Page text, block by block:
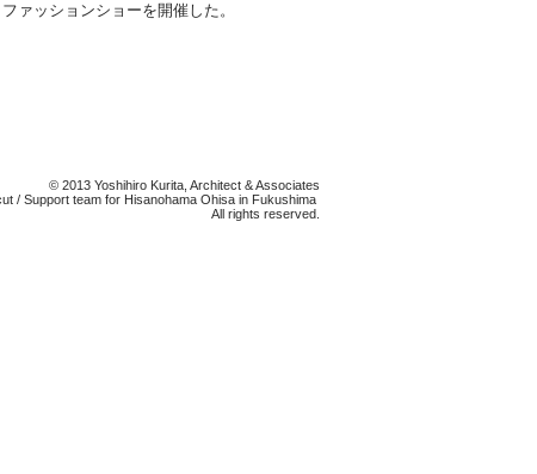
ァッションショーを開催した。
© 2013 Yoshihiro Kurita, Architect & Associates
/ Support team for Hisanohama Ohisa in Fukushima
All rights reserved.